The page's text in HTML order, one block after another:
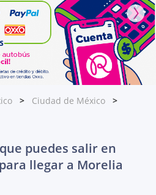
Ciudad de México
puedes salir en
llegar a Morelia